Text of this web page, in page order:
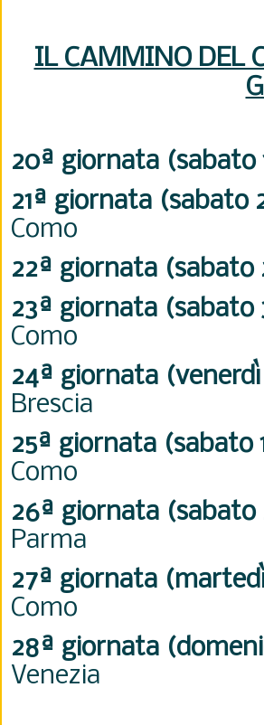
IL CAMMINO DEL
20ª giornata (sabato
21ª giornata (sabato
Como
22ª giornata (sabato
23ª giornata (sabato
Como
24ª giornata
Brescia
25ª giornata (sabato
Como
26ª giornata (sabato
Parma
27ª giornata
Como
28ª giornata
Venezia